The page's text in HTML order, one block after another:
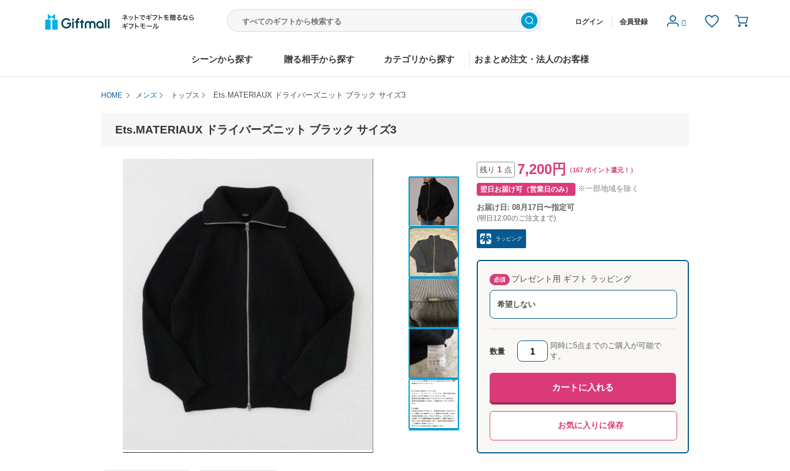
ログイン 会員登録
シーンから探す 贈る相手から探す カテゴリから探す おまとめ注文・法人のお客様
HOME メンズ トップス Ets.MATERIAUX ドライバーズニット ブラック サイズ3
Ets.MATERIAUX ドライバーズニット ブラック サイズ3
残り 1 点 7,200円 （167 ポイント還元！）
翌日お届け可（営業日のみ） ※一部地域を除く
お届け日: 08月17日〜指定可
(明日12:00のご注文まで)
ラッピング
必須 プレゼント用 ギフト ラッピング
希望しない
数量
同時に5点までのご購入が可能で
す。
カートに入れる
お気に入りに保存